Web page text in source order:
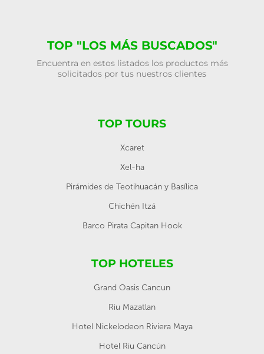
TOP "LOS MÁS BUSCADOS"
Encuentra en estos listados los productos más
solicitados por tus nuestros clientes
TOP TOURS
Xcaret
Xel-ha
Pirámides de Teotihuacán y Basílica
Chichén Itzá
Barco Pirata Capitan Hook
TOP HOTELES
Grand Oasis Cancun
Riu Mazatlan
Hotel Nickelodeon Riviera Maya
Hotel Riu Cancún